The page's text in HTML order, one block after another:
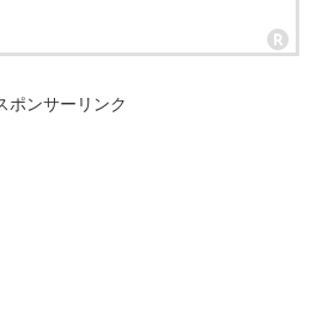
ポンサーリンク